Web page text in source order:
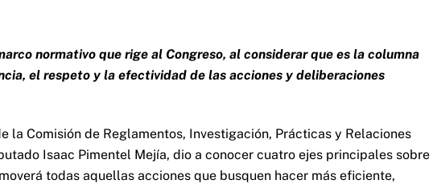
normativo que rige al Congreso, al considerar que es la columna
el respeto y la efectividad de las acciones y deliberaciones
la Comisión de Reglamentos, Investigación, Prácticas y Relaciones
Isaac Pimentel Mejía, dio a conocer cuatro ejes principales sobre
todas aquellas acciones que busquen hacer más eficiente,